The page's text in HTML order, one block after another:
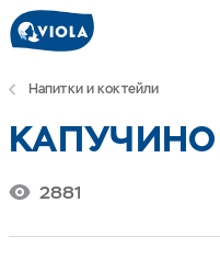
Напитки и коктейли
КАПУЧИНО
2881